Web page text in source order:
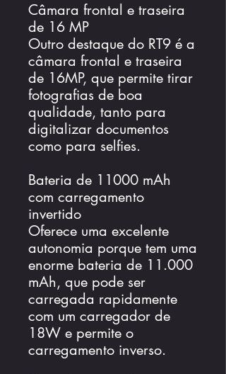
Câmara frontal e traseira
de 16 MP
Outro destaque do RT9 é a
câmara frontal e traseira
de 16MP, que permite tirar
fotografias de boa
qualidade, tanto para
digitalizar documentos
como para selfies.
Bateria de 11000 mAh
com carregamento
invertido
Oferece uma excelente
autonomia porque tem uma
enorme bateria de 11.000
mAh, que pode ser
carregada rapidamente
com um carregador de
18W e permite o
carregamento inverso.